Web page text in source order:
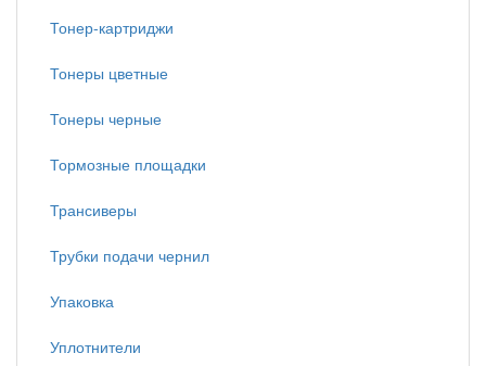
Тонер-картриджи
Тонеры цветные
Тонеры черные
Тормозные площадки
Трансиверы
Трубки подачи чернил
Упаковка
Уплотнители